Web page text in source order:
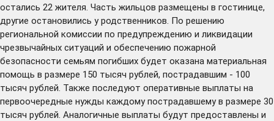
остались 22 жителя. Часть жильцов размещены в гостинице,
другие остановились у родственников. По решению
региональной комиссии по предупреждению и ликвидации
чрезвычайных ситуаций и обеспечению пожарной
безопасности семьям погибших будет оказана материальная
помощь в размере 150 тысяч рублей, пострадавшим - 100
тысяч рублей. Также последуют оперативные выплаты на
первоочередные нужды каждому пострадавшему в размере 30
тысяч рублей. Аналогичные выплаты будут предоставлены и